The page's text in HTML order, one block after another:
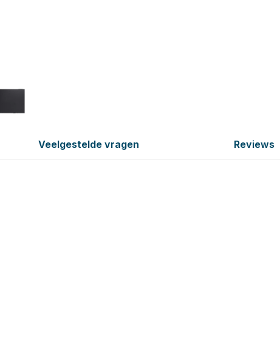
Veelgestelde vragen Reviews